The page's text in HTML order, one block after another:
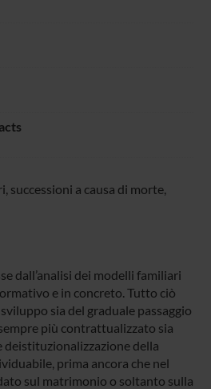
successioni a causa di morte,
dall’analisi dei modelli familiari
e in concreto. Tutto ciò
sia del graduale passaggio
più contrattualizzato sia
deistituzionalizzazione della
prima ancora che nel
sul matrimonio o soltanto sulla